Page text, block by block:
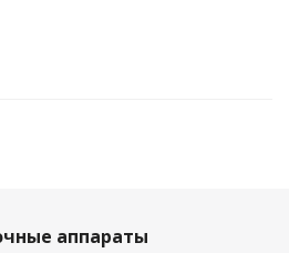
аппараты